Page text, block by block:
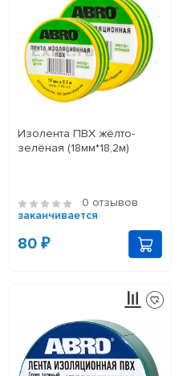
Изолента ПВХ жёлто-
зелёная (18мм*18,2м)
0 отзывов
заканчивается
80 ₽